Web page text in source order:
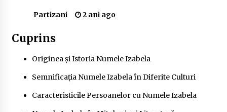
2 ani ago
Cele mai bune locuri pentru pescuitul crapului
2 ani ago
crap: Ghid complet pentru pescari
Partizani 2 ani ago
Cuprins
Originea și Istoria Numele Izabela
Semnificația Numele Izabela în Diferite Culturi
Caracteristicile Persoanelor cu Numele Izabela